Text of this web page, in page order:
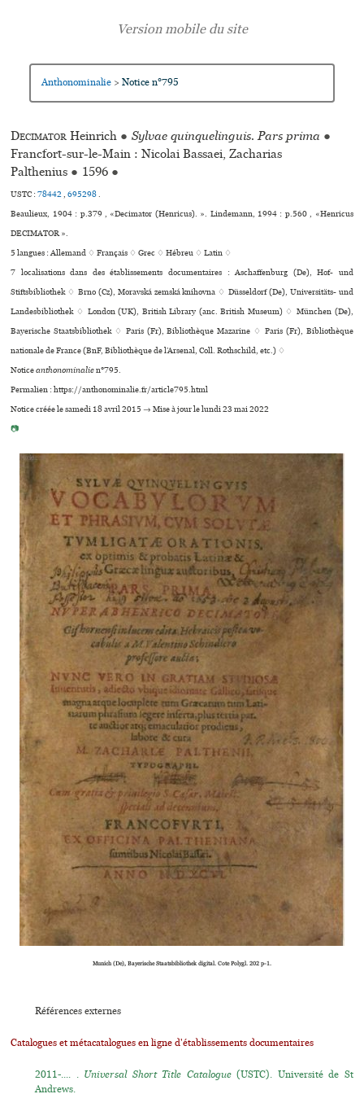
Anthonominalie > Notice n°795
Decimator Heinrich ● Sylvae quinquelinguis. Pars prima ●
Francfort-sur-le-Main : Nicolai Bassaei, Zacharias
Palthenius ● 1596 ●
USTC :78442,695298.
Beaulieux, 1904 : p.379 , «Decimator (Henricus). ». Lindemann, 1994 : p.560 , «Henricus
DECIMATOR ».
5 langues :Allemand ♢Français ♢Grec ♢Hébreu ♢Latin ♢
7 localisations dans des établissements documentaires : Aschaffenburg (De), Hof- und
Stiftsbibliothek ♢ Brno (Cz), Moravská zemská kni­hovna ♢ Düsseldorf (De), Universitäts- und
Landesbibliothek ♢ London (UK), British Library (anc. British Museum) ♢ München (De),
Bayerische Staatsbibliothek ♢ Paris (Fr), Bibliothèque Mazarine ♢ Paris (Fr), Bibliothèque
nationale de France (BnF, Bibliothèque de l’Arsenal, Coll. Rothschild, etc.) ♢
Noticeanthonominalien°795.
Permalien : https://anthonominalie.fr/article795.html
Notice créée le samedi 18 avril 2015 → Mise à jour le lundi 23 mai 2022
📷
Munich (De), Bayerische Staatsbibliothek digital. Cote Polygl. 202 p-1.
Références externes
Catalogues et métacatalogues en ligne d'établissements documentaires
2011-.... . Universal Short Title Catalogue(USTC). Université de St
Andrews.